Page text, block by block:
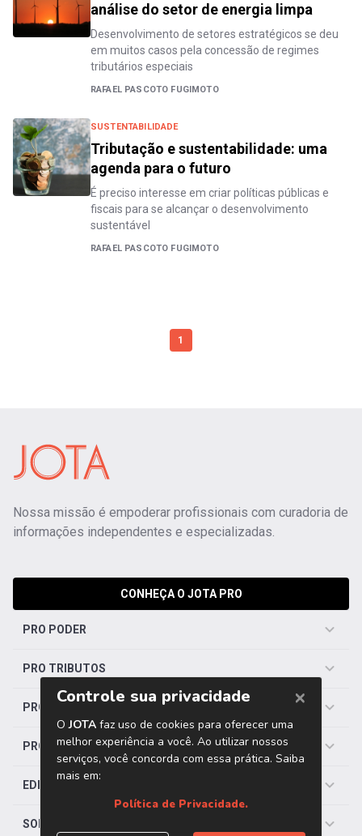
análise do setor de energia limpa
Desenvolvimento de setores estratégicos se deu
em muitos casos pela concessão de regimes
tributários especiais
RAFAEL PASCOTO FUGIMOTO
SUSTENTABILIDADE
Tributação e sustentabilidade: uma
agenda para o futuro
É preciso interesse em criar políticas públicas e
fiscais para se alcançar o desenvolvimento
sustentável
RAFAEL PASCOTO FUGIMOTO
1
Nossa missão é empoderar profissionais com curadoria de
informações independentes e especializadas.
CONHEÇA O JOTA PRO
PRO PODER
PRO TRIBUTOS
PRO TRABALHISTA
PRO SAÚDE
EDITORIAS
SOBRE O JOTA